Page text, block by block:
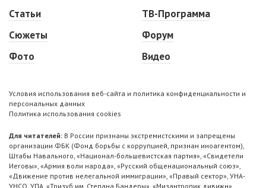
Статьи
Сюжеты
Фото
ТВ-Программа
Форум
Видео
Условия использования веб-сайта и политика конфиденциальности и
персональных данных
Политика использования cookies
Для читателей: В России признаны экстремистскими и запрещены
организации ФБК (Фонд борьбы с коррупцией, признан иноагентом),
Штабы Навального, «Национал-большевистская партия», «Свидетели
Иеговы», «Армия воли народа», «Русский общенациональный союз»,
«Движение против нелегальной иммиграции», «Правый сектор», УНА-
УНСО, УПА, «Тризуб им. Степана Бандеры», «Мизантропик дивижн»,